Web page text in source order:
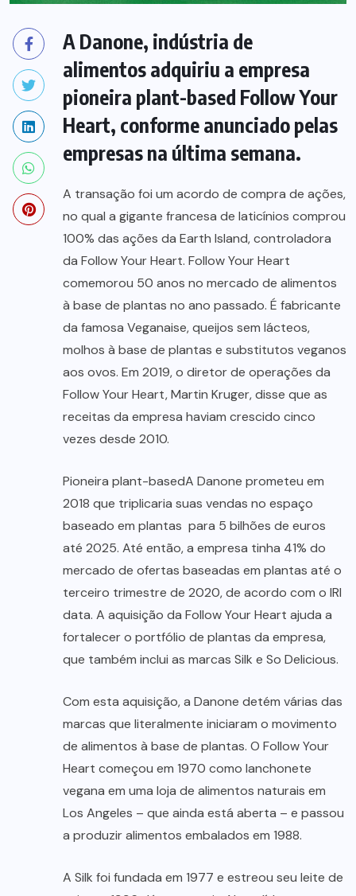
A Danone, indústria de
alimentos adquiriu a empresa
pioneira plant-based Follow Your
Heart, conforme anunciado pelas
empresas na última semana.
A transação foi um acordo de compra de ações,
no qual a gigante francesa de laticínios comprou
100% das ações da Earth Island, controladora
da Follow Your Heart. Follow Your Heart
comemorou 50 anos no mercado de alimentos
à base de plantas no ano passado. É fabricante
da famosa Veganaise, queijos sem lácteos,
molhos à base de plantas e substitutos veganos
aos ovos. Em 2019, o diretor de operações da
Follow Your Heart, Martin Kruger, disse que as
receitas da empresa haviam crescido cinco
vezes desde 2010.
Pioneira plant-basedA Danone prometeu em
2018 que triplicaria suas vendas no espaço
baseado em plantas para 5 bilhões de euros
até 2025. Até então, a empresa tinha 41% do
mercado de ofertas baseadas em plantas até o
terceiro trimestre de 2020, de acordo com o IRI
data. A aquisição da Follow Your Heart ajuda a
fortalecer o portfólio de plantas da empresa,
que também inclui as marcas Silk e So Delicious.
Com esta aquisição, a Danone detém várias das
marcas que literalmente iniciaram o movimento
de alimentos à base de plantas. O Follow Your
Heart começou em 1970 como lanchonete
vegana em uma loja de alimentos naturais em
Los Angeles – que ainda está aberta – e passou
a produzir alimentos embalados em 1988.
A Silk foi fundada em 1977 e estreou seu leite de